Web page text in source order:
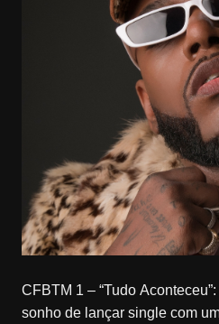
CFBTM 1 – “Tudo Aconteceu”: MC Du Black realiza
sonho de lançar single com